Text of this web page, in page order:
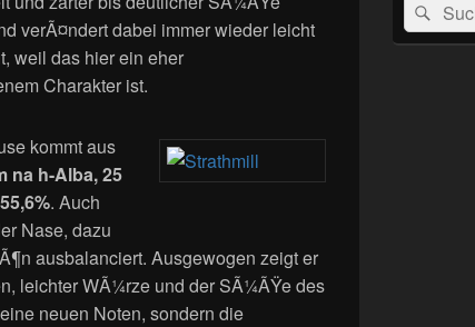
verÃ¤ndert dabei immer wieder leicht
weil das hier ein eher
Charakter ist.
kommt aus
na h-Alba, 25
. Auch
Nase, dazu
ausbalanciert. Ausgewogen zeigt er
leichter WÃ¼rze und der SÃ¼ÃŸe des
neuen Noten, sondern die
for: